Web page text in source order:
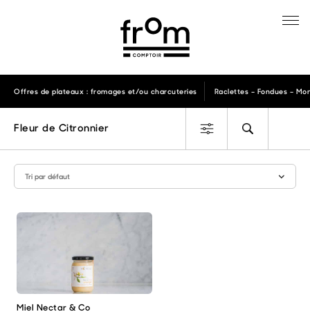
Offres de plateaux : fromages et/ou charcuteries Raclettes – Fondues –
Fleur de Citronnier
Miel Nectar & Co